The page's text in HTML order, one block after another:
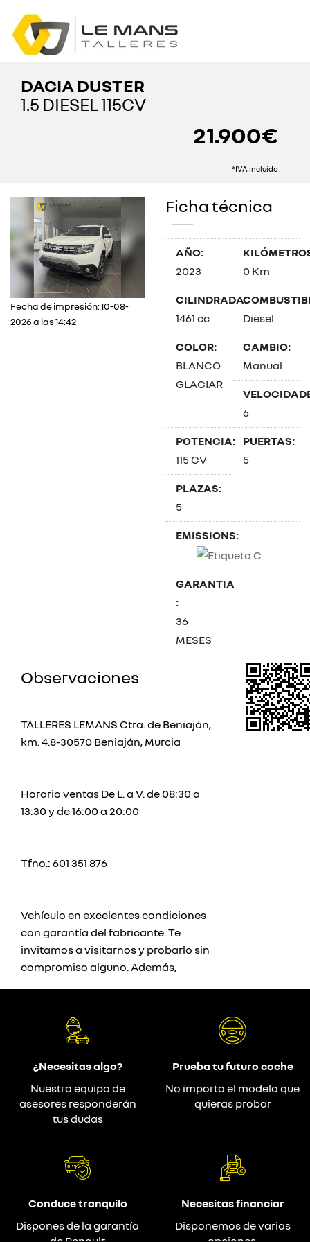
DACIA DUSTER
1.5 DIESEL 115CV
21.900€
*IVA incluido
Fecha de impresión: 10-08-
2026 a las 14:42
Ficha técnica
AÑO:
2023
0 Km
CILINDRADA:
1461 cc
Diesel
COLOR:
BLANCO
GLACIAR
CAMBIO:
Manual
6
POTENCIA:
115 CV
PUERTAS:
5
PLAZAS:
5
EMISSIONS:
GARANTIA
:
36
MESES
Observaciones
TALLERES LEMANS Ctra. de Beniaján,
km. 4.8-30570 Beniaján, Murcia
Horario ventas De L. a V. de 08:30 a
13:30 y de 16:00 a 20:00
Tfno.: 601 351 876
Vehículo en excelentes condiciones
con garantía del fabricante. Te
invitamos a visitarnos y probarlo sin
compromiso alguno. Además,
¿Necesitas algo?
Nuestro equipo de
asesores responderán
tus dudas
Prueba tu futuro coche
No importa el modelo que
quieras probar
Conduce tranquilo
Dispones de la garantía
Necesitas financiar
Disponemos de varias